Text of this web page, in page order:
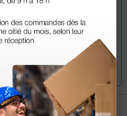
tu pregunta